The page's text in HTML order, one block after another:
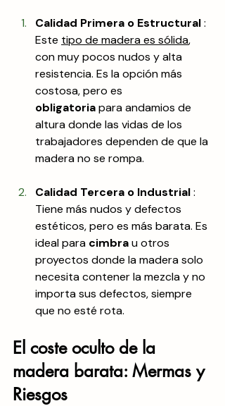
Calidad Primera o Estructural :
Este tipo de madera es sólida,
con muy pocos nudos y alta
resistencia. Es la opción más
costosa, pero es
obligatoria para andamios de
altura donde las vidas de los
trabajadores dependen de que la
madera no se rompa.
Calidad Tercera o Industrial :
Tiene más nudos y defectos
estéticos, pero es más barata. Es
ideal para cimbra u otros
proyectos donde la madera solo
necesita contener la mezcla y no
importa sus defectos, siempre
que no esté rota.
El coste oculto de la
madera barata: Mermas y
Riesgos